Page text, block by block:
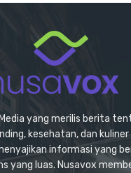
yang merilis berita
kesehatan, dan
informasi yang
yang luas. Nusavox